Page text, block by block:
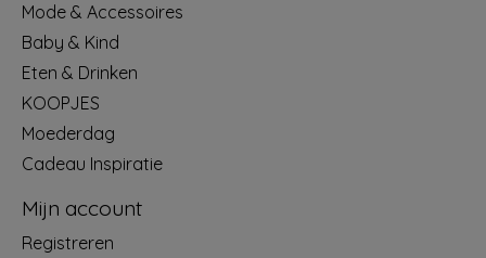
Mode & Accessoires
Baby & Kind
Eten & Drinken
KOOPJES
Moederdag
Cadeau Inspiratie
Mijn account
Registreren